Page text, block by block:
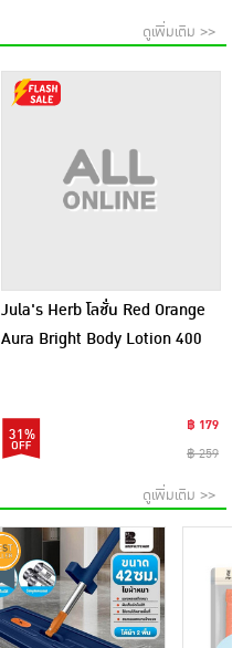
ดูเพิ่มเติม >>
Jula's Herb โลชั่น Red Orange
Aura Bright Body Lotion 400
31%
฿ 179
฿ 259
ดูเพิ่มเติม >>